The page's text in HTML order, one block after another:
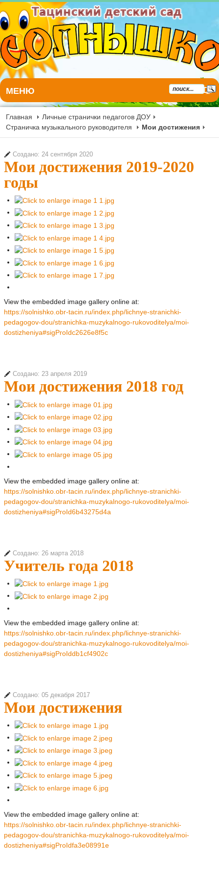
МЕНЮ
Главная
Личные странички педагогов ДОУ
Страничка музыкального руководителя
Мои достижения
Создано: 24 сентября 2020
Мои достижения 2019-2020
годы
View the embedded image gallery online at:
https://solnishko.obr-tacin.ru/index.php/lichnye-stranichki-
pedagogov-dou/stranichka-muzykalnogo-rukovoditelya/moi-
dostizheniya#sigProIdc2626e8f5c
Создано: 23 апреля 2019
Мои достижения 2018 год
View the embedded image gallery online at:
https://solnishko.obr-tacin.ru/index.php/lichnye-stranichki-
pedagogov-dou/stranichka-muzykalnogo-rukovoditelya/moi-
dostizheniya#sigProId6b43275d4a
Создано: 26 марта 2018
Учитель года 2018
View the embedded image gallery online at:
https://solnishko.obr-tacin.ru/index.php/lichnye-stranichki-
pedagogov-dou/stranichka-muzykalnogo-rukovoditelya/moi-
dostizheniya#sigProIddb1cf4902c
Создано: 05 декабря 2017
Мои достижения
View the embedded image gallery online at:
https://solnishko.obr-tacin.ru/index.php/lichnye-stranichki-
pedagogov-dou/stranichka-muzykalnogo-rukovoditelya/moi-
dostizheniya#sigProIdfa3e08991e